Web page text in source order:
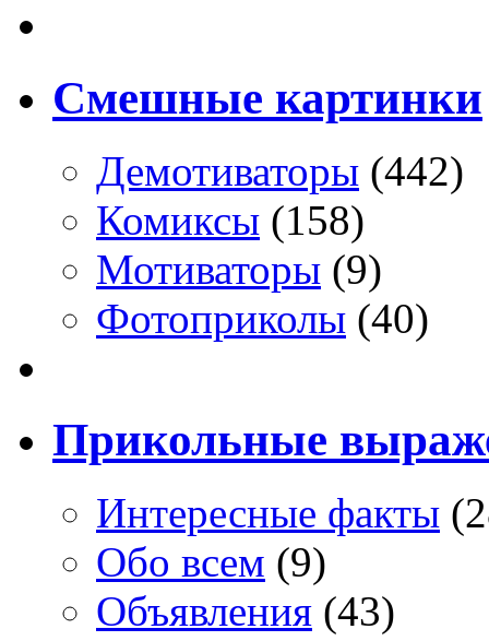
Смешные картинки
Демотиваторы (442)
Комиксы (158)
Мотиваторы (9)
Фотоприколы (40)
Прикольные
Интересные факты
Обо всем (9)
Объявления (43)